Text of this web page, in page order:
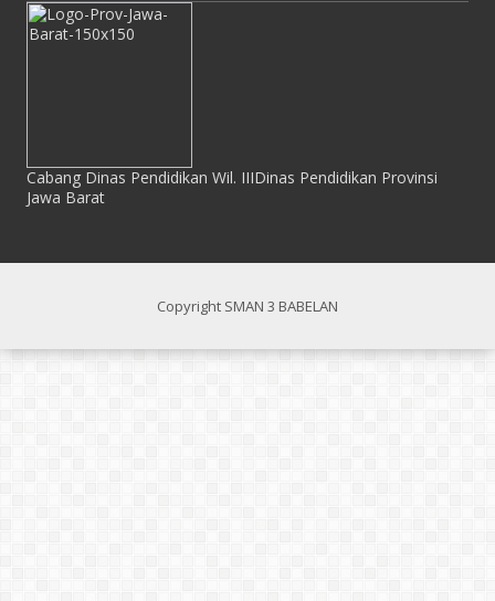
Cabang Dinas Pendidikan Wil. IIIDinas Pendidikan Provinsi
Jawa Barat
Copyright SMAN 3 BABELAN